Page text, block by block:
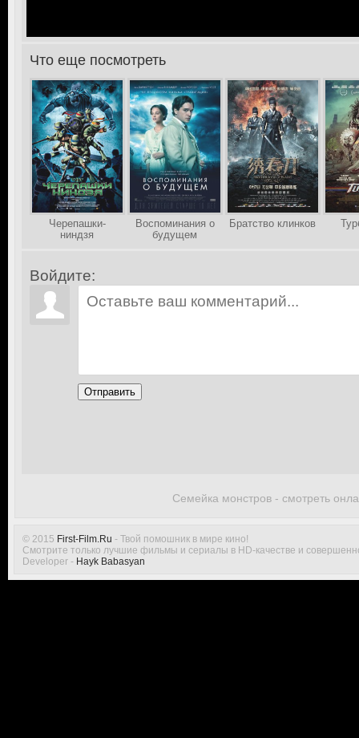
Семейка монстров - смотреть
>Что еще посмотреть
Черепашки-
ниндзя
Воспоминания о
будущем
Братство клинков
Войдите:
Отправить
© 2015 First-Film.Ru - Твой помошник в мире кино!
Смотрите только лучшие фильмы и сериалы в HD-качестве и
Developer - Hayk Babasyan